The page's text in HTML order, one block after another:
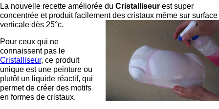
La nouvelle recette améliorée du Cristalliseur est super
concentrée et produit facilement des cristaux même sur surface
verticale dès 25°c.
Pour ceux qui ne
connaissent pas le
Cristalliseur, ce produit
unique est une peinture ou
plutôt un liquide réactif, qui
permet de créer des motifs
en formes de cristaux.